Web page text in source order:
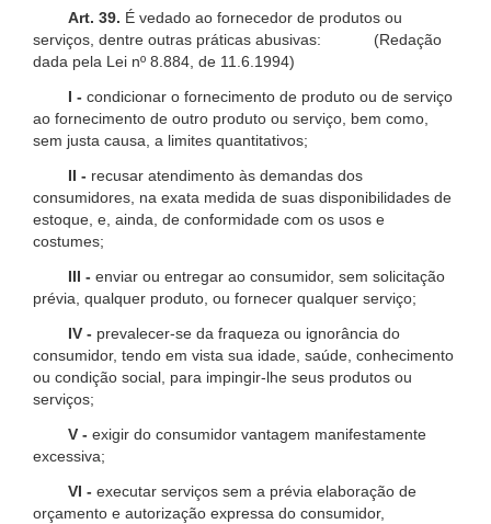
Art. 39. É vedado ao fornecedor de produtos ou
serviços, dentre outras práticas abusivas: (Redação
dada pela Lei nº 8.884, de 11.6.1994)
I - condicionar o fornecimento de produto ou de serviço
ao fornecimento de outro produto ou serviço, bem como,
sem justa causa, a limites quantitativos;
II - recusar atendimento às demandas dos
consumidores, na exata medida de suas disponibilidades de
estoque, e, ainda, de conformidade com os usos e
costumes;
III - enviar ou entregar ao consumidor, sem solicitação
prévia, qualquer produto, ou fornecer qualquer serviço;
IV - prevalecer-se da fraqueza ou ignorância do
consumidor, tendo em vista sua idade, saúde, conhecimento
ou condição social, para impingir-lhe seus produtos ou
serviços;
V - exigir do consumidor vantagem manifestamente
excessiva;
VI - executar serviços sem a prévia elaboração de
orçamento e autorização expressa do consumidor,